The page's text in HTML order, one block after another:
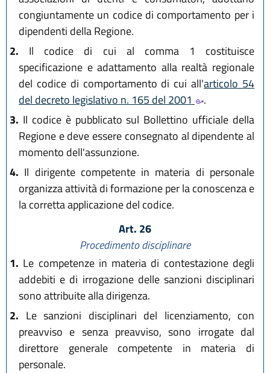
congiuntamente un codice di comportamento per i
dipendenti della Regione.
2. Il codice di cui al comma 1 costituisce
specificazione e adattamento alla realtà regionale
del codice di comportamento di cui all'articolo 54
del decreto legislativo n. 165 del 2001
.
3. Il codice è pubblicato sul Bollettino ufficiale della
Regione e deve essere consegnato al dipendente al
momento dell'assunzione.
4. Il dirigente competente in materia di personale
organizza attività di formazione per la conoscenza e
la corretta applicazione del codice.
Art. 26
Procedimento disciplinare
1. Le competenze in materia di contestazione degli
addebiti e di irrogazione delle sanzioni disciplinari
sono attribuite alla dirigenza.
2. Le sanzioni disciplinari del licenziamento, con
preavviso e senza preavviso, sono irrogate dal
direttore generale competente in materia di
personale.